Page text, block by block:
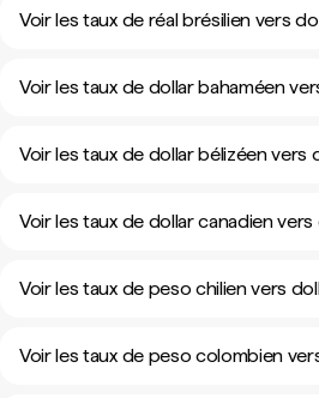
Voir les taux de réal brésilien vers
Voir les taux de dollar bahaméen
Voir les taux de dollar bélizéen vers
Voir les taux de dollar canadien
Voir les taux de peso chilien vers
Voir les taux de peso colombien